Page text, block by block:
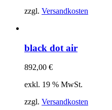
zzgl. Versandkosten
black dot air
892,00 €
exkl. 19 % MwSt.
zzgl. Versandkosten